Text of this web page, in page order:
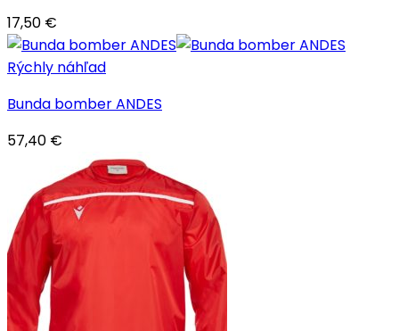
17,50 €
Rýchly náhľad
Bunda bomber ANDES
57,40 €